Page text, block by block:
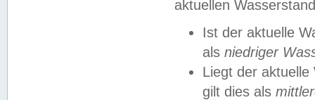
aktuellen
Ist der aktuelle
als niedriger
Liegt der
gilt dies als